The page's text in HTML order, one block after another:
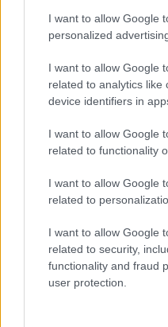
I want to allow Google
personalized
I want to allow Google
related to analytics like
device identifiers in
I want to allow Google
related to functionality
I want to allow Google
related to
I want to allow Google
related to security,
functionality and fraud
user protection.
SEDUTE
Vignetta del
Marcinelle, i
voltano le
ricordo. Ira